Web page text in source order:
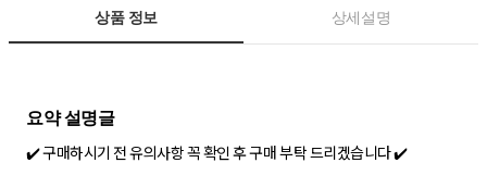
상품 정보 상세설명
요약 설명글
✔️ 구매하시기 전 유의사항 꼭 확인 후 구매 부탁 드리겠습니다 ✔️